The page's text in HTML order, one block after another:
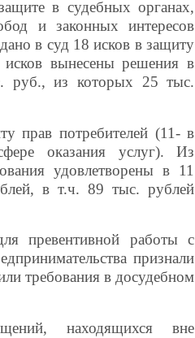
в судебных органах,
и законных интересов
в суд 18 исков в защиту
вынесены решения в
руб., из которых 25 тыс.
прав потребителей (11- в
оказания услуг). Из
удовлетворены в 11
в т.ч. 89 тыс. рублей
превентивной работы с
признали
требования в досудебном
находящихся вне